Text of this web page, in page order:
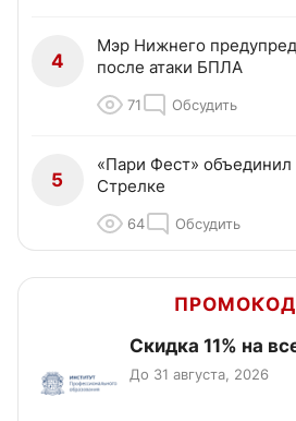
4
Мэр Нижнего
после атаки БПЛА
71 Обсудить
5
«Пари Фест» объединил
Стрелке
64 Обсудить
Скидка 11% на
До 31 августа, 2026